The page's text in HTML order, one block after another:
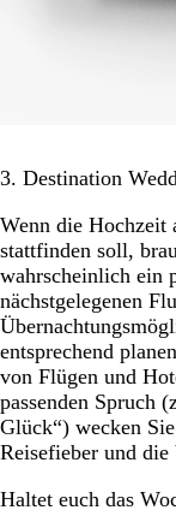
3. Destination
Wenn die Hochzeit
stattfinden soll,
wahrscheinlich ein
nächstgelegenen
entsprechend
von Flügen und
passenden Spruch
Glück“) wecken
Reisefieber und
Haltet euch das